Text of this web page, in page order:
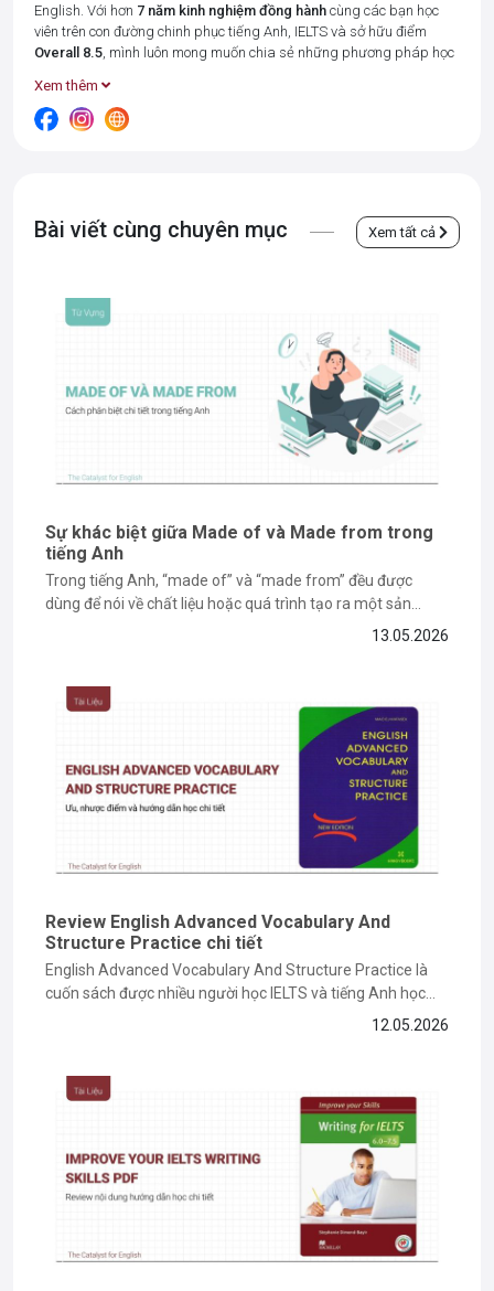
English. Với hơn 7 năm kinh nghiệm đồng hànhcùng các bạn học
viên trên con đường chinh phục tiếng Anh, IELTS và sở hữu điểm
Overall 8.5, mình luôn mong muốn chia sẻ những phương pháp học
quả cao.
Tại The Catalyst for English, mình cùng đội ngũ giáo viên luôn đặt 3
luôn thấu hiểu và đồng hành từng học viên, giúp các bạn không cảm
hứng và hành trang hữu ích cho các bạn trên con đường chinh phục
Xem thêm
Bài viết cùng chuyên mục Xem tất cả
Sự khác biệt giữa Made of và Made from trong
tiếng Anh
Trong tiếng Anh, “made of” và “made from” đều được
dùng để nói về chất liệu hoặc quá trình tạo ra một sản
phẩm. Tuy nhiên, nhiều người học vẫn dễ nhầm lẫn vì hai
13.05.2026
Review English Advanced Vocabulary And
Structure Practice chi tiết
English Advanced Vocabulary And Structure Practice là
cuốn sách được nhiều người học IELTS và tiếng Anh học
thuật lựa chọn để nâng cao vốn từ vựng cũng như cấu trúc
12.05.2026